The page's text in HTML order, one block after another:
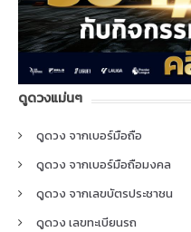
ดูดวงแม่นๆ
ดูดวง จากเบอร์มือถือ
ดูดวง จากเบอร์มือถือมงคล
ดูดวง จากเลขบัตรประชาชน
ดูดวง เลขทะเบียนรถ